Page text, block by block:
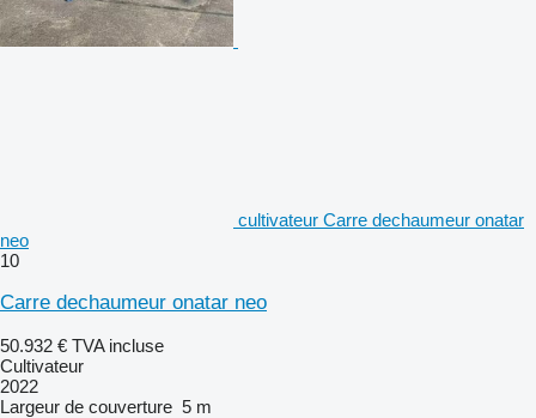
cultivateur Carre dechaumeur onatar
neo
10
Carre dechaumeur onatar neo
50.932 € TVA incluse
Cultivateur
2022
Largeur de couverture 5 m